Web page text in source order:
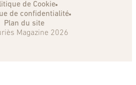
de Cookie
de confidentialité
Plan du site
Magazine 2026